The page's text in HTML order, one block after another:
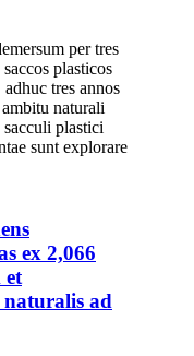
per tres
plasticos
tres annos
naturali
plastici
sunt explorare
ex 2,066
et
naturalis ad